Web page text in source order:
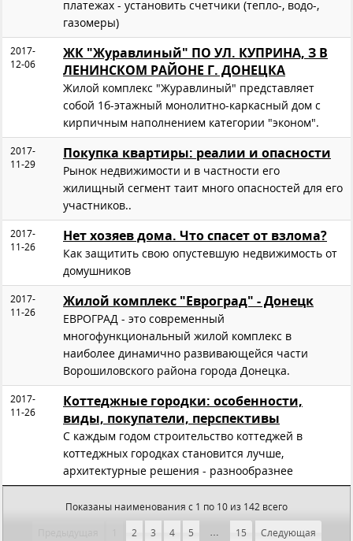
платежах - установить счетчики (тепло-, водо-,
газомеры)
2017-
12-06
ЖК "Журавлиный" ПО УЛ. КУПРИНА, З В
ЛЕНИНСКОМ РАЙОНЕ Г. ДОНЕЦКА
Жилой комплекс "Журавлиный" представляет
собой 1б-этажный монолитно-каркасный дом с
кирпичным наполнением категории "эконом".
2017-
11-29
Покупка квартиры: реалии и опасности
Рынок недвижимости и в частности его
жилищный сегмент таит много опасностей для его
участников..
2017-
11-26
Нет хозяев дома. Что спасет от взлома?
Как защитить свою опустевшую недвижимость от
домушников
2017-
11-26
Жилой комплекс "Евроград" - Донецк
ЕВРОГРАД - это современный
многофункциональный жилой комплекс в
наиболее динамично развивающейся части
Ворошиловского района города Донецка.
2017-
11-26
Коттеджные городки: особенности,
виды, покупатели, перспективы
С каждым годом строительство коттеджей в
коттеджных городках становится лучше,
архитектурные решения - разнообразнее
Показаны наименования с 1 по 10 из 142 всего
2 3 4 5 … 15 Следующая